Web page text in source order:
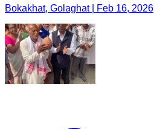
Bokakhat, Golaghat | Feb 16, 2026